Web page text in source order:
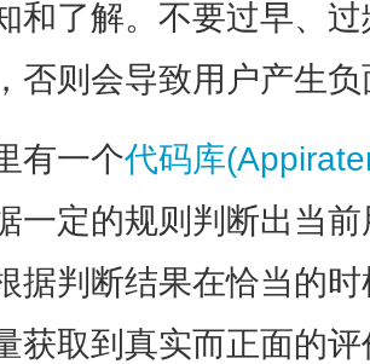
和了解。不要过早、
否则会导致用户产生
有一个代码库
一定的规则判断出当
据判断结果在恰当的
获取到真实而正面的评